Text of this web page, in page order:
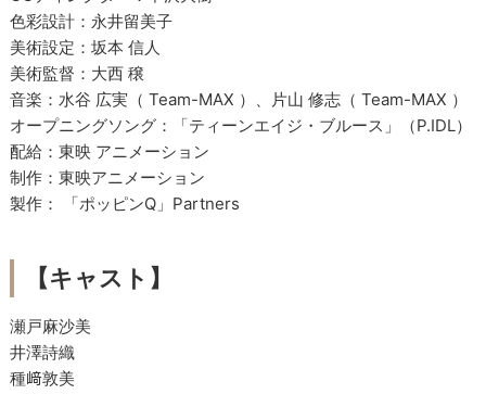
色彩設計：永井留美子
美術設定：坂本 信人
美術監督：大西 穣
音楽：水谷 広実（ Team-MAX ）、片山 修志（ Team-MAX ）
オープニングソング：「ティーンエイジ・ブルース」（P.IDL）
配給：東映 アニメーション
制作：東映アニメーション
製作： 「ポッピンQ」Partners
【キャスト】
瀬戸麻沙美
井澤詩織
種﨑敦美